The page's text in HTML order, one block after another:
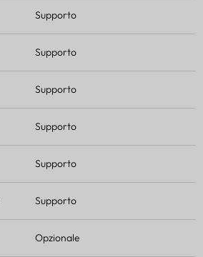
Supporto
Supporto
Supporto
Supporto
Supporto
Supporto
Opzionale